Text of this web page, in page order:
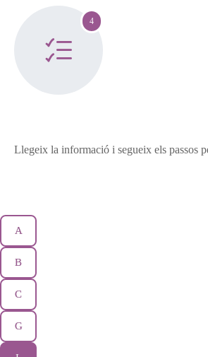
4
Llegeix la informació i segueix els passos
A
B
C
G